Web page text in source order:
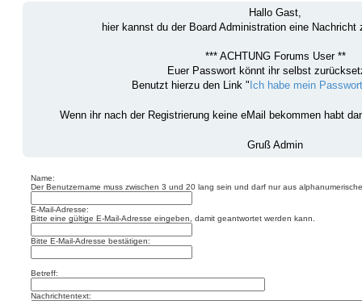
Hallo Gast,
hier kannst du der Board Administration eine Nachricht
*** ACHTUNG Forums User **
Euer Passwort könnt ihr selbst
Benutzt hierzu den Link "Ich habe mein
Wenn ihr nach der Registrierung keine eMail bekommen habt
Gruß Admin
Name:
Der Benutzername muss zwischen 3 und 20 lang sein und darf nur aus
E-Mail-Adresse:
Bitte eine gültige E-Mail-Adresse eingeben, damit geantwortet werden kann.
Bitte E-Mail-Adresse bestätigen:
Betreff:
Nachrichtentext: